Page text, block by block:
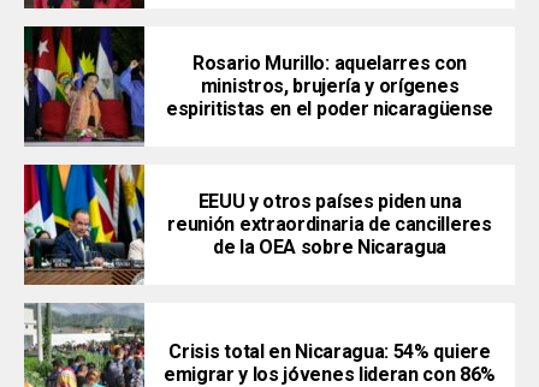
Rosario Murillo: aquelarres con
ministros, brujería y orígenes
espiritistas en el poder nicaragüense
EEUU y otros países piden una
reunión extraordinaria de cancilleres
de la OEA sobre Nicaragua
Crisis total en Nicaragua: 54% quiere
emigrar y los jóvenes lideran con 86%